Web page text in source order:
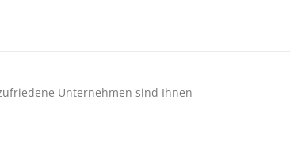
Unternehmen sind Ihnen